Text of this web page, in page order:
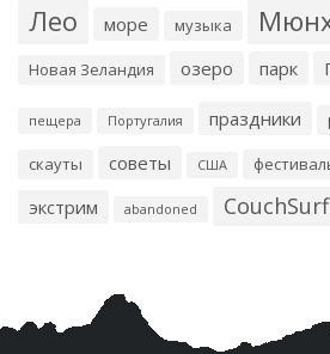
Лео море музыка
Новая Зеландия озеро парк
пещера Португалия праздники
скауты советы США
экстрим abandoned